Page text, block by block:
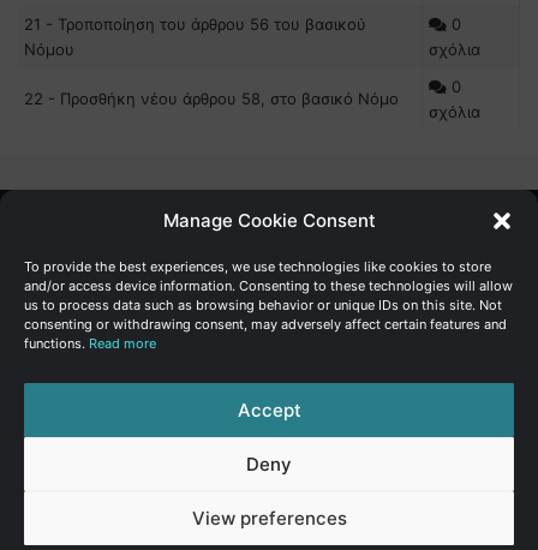
Manage Cookie Consent
To provide the best experiences, we use technologies like cookies to store
and/or access device information. Consenting to these technologies will allow
us to process data such as browsing behavior or unique IDs on this site. Not
consenting or withdrawing consent, may adversely affect certain features and
functions. Read more
Accept
Deny
View preferences
21 - Τροποποίηση του άρθρου 56 του βασικού
Νόμου
0
σχόλια
22 - Προσθήκη νέου άρθρου 58, στο βασικό Νόμο
0
σχόλια
Γενική Διεύθυνση Ανάπτυξης
Υπουργείο Οικονομικών | Κυπριακή Δημοκρατία
Ιστ:
| Terms of use | Privacy Policy